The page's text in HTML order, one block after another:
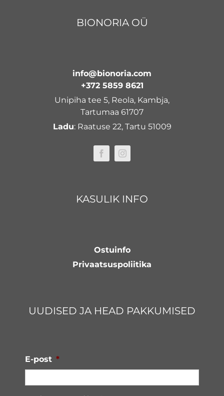
BIONORIA OÜ
info@bionoria.com
+372 5859 8621
Unipiha tee 5, Reola, Kambja,
Tartumaa 61707
Ladu: Raatuse 22, Tartu 51009
KASULIK INFO
Ostuinfo
Privaatsuspoliitika
UUDISED JA HEAD PAKKUMISED
E-post *